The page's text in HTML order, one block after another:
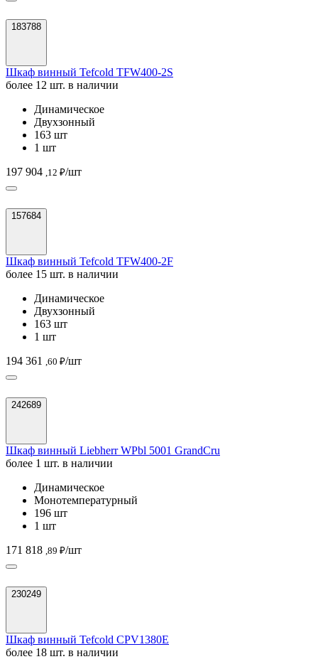
183788
Шкаф винный Tefcold TFW400-2S
более 12 шт. в наличии
Динамическое
Двухзонный
163 шт
1 шт
197 904 ,12 ₽/шт
157684
Шкаф винный Tefcold TFW400-2F
более 15 шт. в наличии
Динамическое
Двухзонный
163 шт
1 шт
194 361
,60 ₽/шт
242689
Шкаф винный Liebherr WPbl 5001 GrandCru
более 1 шт. в наличии
Динамическое
Монотемпературный
196 шт
1 шт
171 818 ,89 ₽/шт
230249
Шкаф винный Tefcold CPV1380E
более 18 шт. в наличии